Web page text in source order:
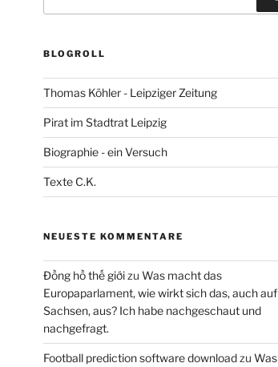
BLOGROLL
Thomas Köhler - Leipziger Zeitung
Pirat im Stadtrat Leipzig
Biographie - ein Versuch
Texte C.K.
NEUESTE KOMMENTARE
Đồng hồ thế giớizu Was macht das
Europaparlament, wie wirkt sich das, auch auf
Sachsen, aus? Ich habe nachgeschaut und
nachgefragt.
Football prediction software downloadzu Was